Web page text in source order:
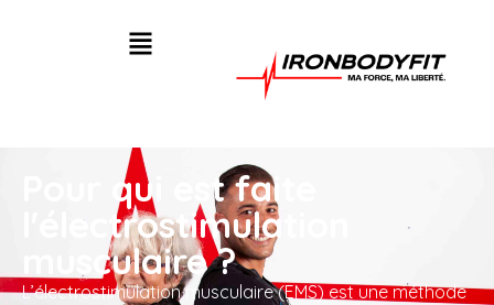
Pour qui est faite
l'électrostimulation
musculaire ?
L’électrostimulation musculaire (EMS) est une méthode